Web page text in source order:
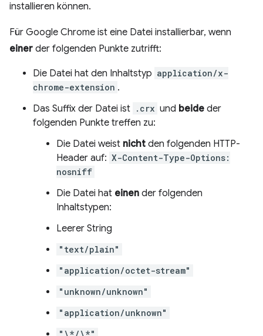
installieren können.
Für Google Chrome ist eine Datei installierbar, wenn
einer der folgenden Punkte zutrifft:
Die Datei hat den Inhaltstyp application/x-
chrome-extension .
Das Suffix der Datei ist .crx und beide der
folgenden Punkte treffen zu:
Die Datei weist nicht den folgenden HTTP-
Header auf: X-Content-Type-Options:
nosniff
Die Datei hat einen der folgenden
Inhaltstypen:
Leerer String
"text/plain"
"application/octet-stream"
"unknown/unknown"
"application/unknown"